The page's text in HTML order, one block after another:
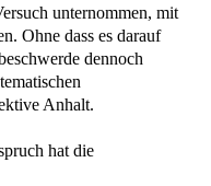
unternommen, mit
Ohne dass es darauf
dennoch
Anhalt.
hat die